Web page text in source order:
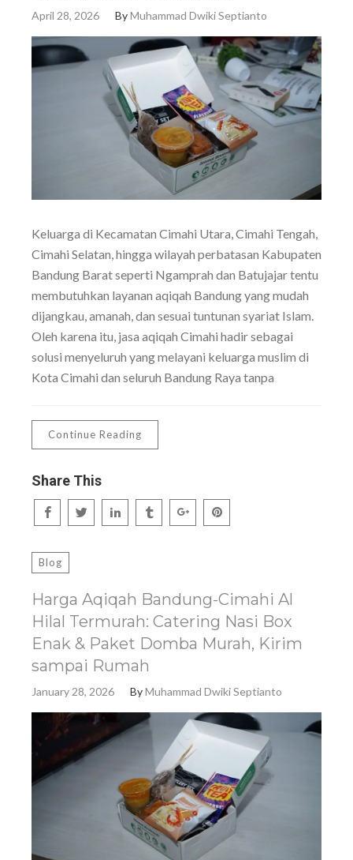
April 28, 2026 ByMuhammad Dwiki Septianto
Keluarga di Kecamatan Cimahi Utara, Cimahi Tengah,
Cimahi Selatan, hingga wilayah perbatasan Kabupaten
Bandung Barat seperti Ngamprah dan Batujajar tentu
membutuhkan layanan aqiqah Bandung yang mudah
dijangkau, amanah, dan sesuai tuntunan syariat Islam.
Oleh karena itu, jasa aqiqah Cimahi hadir sebagai
solusi menyeluruh yang melayani keluarga muslim di
Kota Cimahi dan seluruh Bandung Raya tanpa
Continue Reading
Share This
Blog
Harga Aqiqah Bandung-Cimahi Al
Hilal Termurah: Catering Nasi Box
Enak & Paket Domba Murah, Kirim
sampai Rumah
January 28, 2026 ByMuhammad Dwiki Septianto